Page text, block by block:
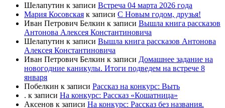
Шелапутин к записи Встреча 04 марта 2026 года
Мария Косовская к записи С Новым годом, друзья!
Иван Петрович Белкин к записи Вышла книга рассказов
Антонова Алексея Константиновича
Шелапутин к записи Вышла книга рассказов Антонова
Алексея Константиновича
Иван Петрович Белкин к записи Домашнее задание на
новогодние каникулы. Итоги подведем на встрече 8
января
Побелкин к записи Рассказ на конкурс: Выть
. к записи На конкурс: Рассказ «Кошатница»
Аксенов к записи На конкурс: Рассказ без названия.